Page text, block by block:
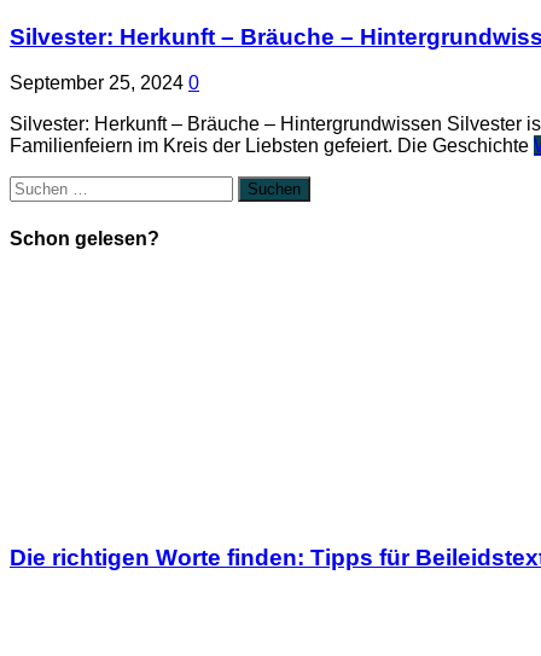
Silvester: Herkunft – Bräuche –
September 25, 2024 0
Silvester: Herkunft – Bräuche – Hintergrundwissen Silvester
Familienfeiern im Kreis der Liebsten gefeiert. Die Geschichte
Suchen
nach:
Schon gelesen?
Die richtigen Worte finden: Tipps für